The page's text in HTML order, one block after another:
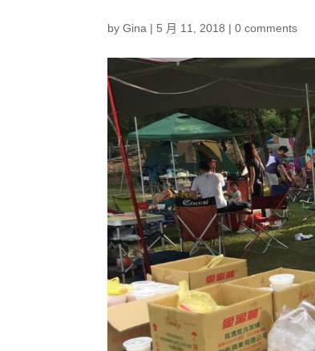
byGina | 5 月 11, 2018 |0 comments